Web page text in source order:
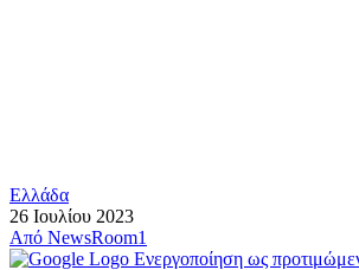
Ελλάδα
26 Ιουλίου 2023
Από NewsRoom1
Ενεργοποίηση ως